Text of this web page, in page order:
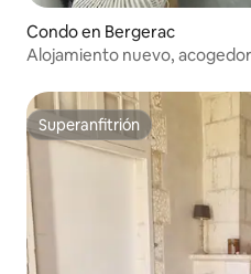
Condo en Bergerac
Alojamiento nuevo,
Superanfitrión
Superanfitrión